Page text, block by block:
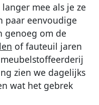
mee als je ze
paar eenvoudige
genoeg om de
of fauteuil jaren
zien we dagelijks
wat het gebrek